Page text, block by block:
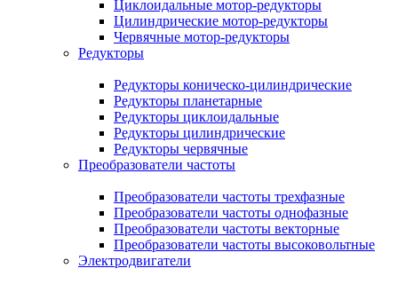
Циклоидальные мотор-редукторы
Цилиндрические мотор-редукторы
Червячные мотор-редукторы
Редукторы
Редукторы коническо-цилиндрические
Редукторы планетарные
Редукторы циклоидальные
Редукторы цилиндрические
Редукторы червячные
Преобразователи частоты
Преобразователи частоты трехфазные
Преобразователи частоты однофазные
Преобразователи частоты векторные
Преобразователи частоты высоковольтные
Электродвигатели